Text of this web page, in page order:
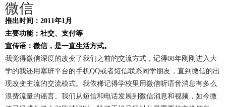
微信
推出时间：2011年1月
主要功能：社交、支付等
宣传语：微信，是一直生活方式。
我觉得微信深度的改变了我们之前的交流方式，记得08年刚刚进入大
学的我还用塞班平台的手机QQ或者短信联系同学朋友，直到微信的出
现改变主流的交流模式。我依稀记得学校里用微信听语音消息有多么
浪费流量的谣言。我们从短信和电话发展到微信消息和视频，如今微